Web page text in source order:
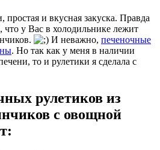
простая и вкусная закуска. Правда
что у Вас в холодильнике лежит
И неважно, печеночные
. Но так как у меня в наличии
то и рулетики я сделала с
рулетиков из
с овощной